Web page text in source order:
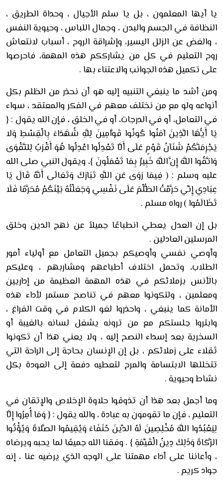
يا أيها المعلمون ، بل يا سلم الأجيال ، وحداة الطريق ،
النظافة في الجسم والبدن ، وجمال اللباس ، وحيوية النفس
، والغض عن الزلل اليسير، وإشراقة الروح ، أسباب لانتعاش
روح التعليم في كل من يشارككم هذه المهمة، فاحرصوا
على تكميل هذه الجوانب والاعتناء بها .
ومن أشد ما ينبغي التنبيه إليه هو أن نحذر من الظلم بكل
أنواعه ولو مع من نختلف معهم في الفكر والمعتقد ، سواء
في التعامل، أو في الدرجات، أو في الخلق ، فإن الله يقول : {
يَا أَيُّهَا الَّذِينَ آمَنُوا كُونُوا قَوَّامِينَ لِلَّهِ شُهَدَاءَ بِالْقِسْطِ وَلا
يَجْرِمَنَّكُمْ شَنَآنُ قَوْمٍ عَلَى أَلَّا تَعْدِلُوا اعْدِلُوا هُوَ أَقْرَبُ لِلتَّقْوَى
وَاتَّقُوا اللَّهَ إِنَّ اللَّهَ خَبِيرٌ بِمَا تَعْمَلُونَ }، ويقول النبي صلى الله
عليه وسلم : (فِيمَا رَوَى عَنِ اللَّهِ تَبَارَكَ وَتَعَالَى أَنَّهُ قَالَ يَا
عِبَادِي إِنِّي حَرَّمْتُ الظُّلْمَ عَلَى نَفْسِي وَجَعَلْتُهُ بَيْنَكُمْ مُحَرَّمًا فَلَا
تَظَالَمُوا ) رواه مسلم .
بل إن العدل يعطي انطباعًا جميلاً عن نهج الدين وخلق
المرسلين العادلين .
وأوصي نفسي وأوصيكم بجميل التعامل مع أولياء أمور
الطلاب، وتحمل اختلاف أطباعهم ومشاربهم ، وعليكم
بالأنس بزملائكم في هذه المهمة العظيمة من إداريين
ومعلمين ، ولتكونوا معهم في تناصح مستمر لأداء هذه
الأمانة كما ينبغي ، واحذروا لغو الكلام في وقت الفراغ ،
وابتروا جلستكم مع من ترونه يشغل لسانه بالغيبة أو
السخرية بعد إسداء النصح إليه ، ولا يعني هذا أن تكونوا
ثقلاء على زملائكم ، بل إن الإنسان بحاجة إلى الراحة التي
تتخللها الابتسامة والمرح لتعطيه دفعة إلى العودة بكل
نشاط وحيوية .
وما أجمل بعد هذا أن تذوقوا حلاوة الإخلاص والإتقان في
التعليم ، فإن ما تقومون به عبادة ، والله يقول : {وَمَا أُمِرُوا إِلَّا
لِيَعْبُدُوا اللَّهَ مُخْلِصِينَ لَهُ الدِّينَ حُنَفَاءَ وَيُقِيمُوا الصَّلاةَ وَيُؤْتُوا
الزَّكَاةَ وَذَلِكَ دِينُ الْقَيِّمَةِ } . وفقنا الله جميعًا لما يحبه ويرضاه
، وأعاننا على أداء مهمتنا على الوجه الذي يرضيه عنا ، إنه
جواد كريم .